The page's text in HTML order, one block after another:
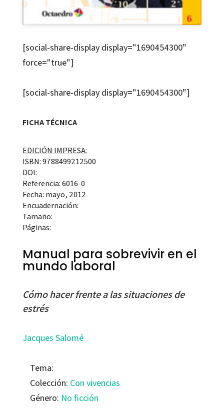
[social-share-display display="1690454300"
force="true"]
[social-share-display display="1690454300"]
FICHA TÉCNICA
EDICIÓN IMPRESA:
ISBN: 9788499212500
DOI:
Referencia: 6016-0
Fecha: mayo, 2012
Encuadernación:
Tamaño:
Páginas:
Manual para sobrevivir en el
mundo laboral
Cómo hacer frente a las situaciones de
estrés
Jacques Salomé
Tema:
Colección: Con vivencias
Género: No ficción